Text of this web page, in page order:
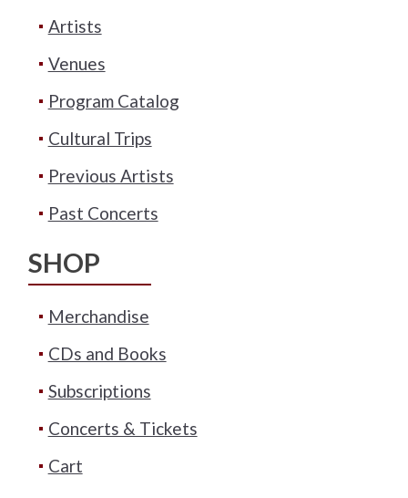
Artists
Venues
Program Catalog
Cultural Trips
Previous Artists
Past Concerts
SHOP
Merchandise
CDs and Books
Subscriptions
Concerts & Tickets
Cart